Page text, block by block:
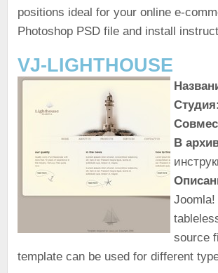
positions ideal for your online e-
Photoshop PSD file and install
VJ-LIGHTHOUSE
Студия:
В
source
template can be used for different